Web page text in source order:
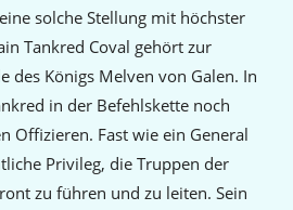
solche Stellung mit höchster
Tankred Coval gehört zur
des Königs Melven von Galen. In
in der Befehlskette noch
Offizieren. Fast wie ein General
Privileg, die Truppen der
zu führen und zu leiten. Sein